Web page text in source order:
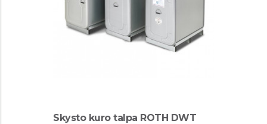
Skysto kuro talpa ROTH DWT